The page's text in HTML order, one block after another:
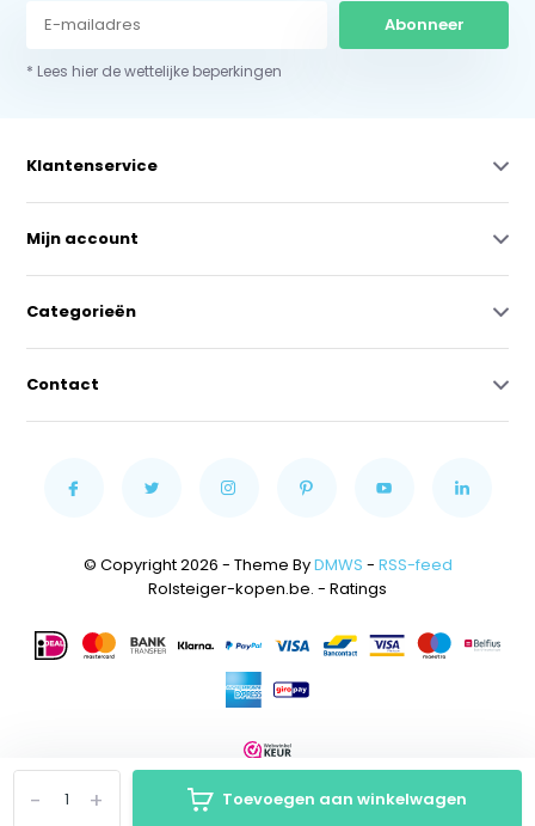
+
- Toevoegen aan winkelwagen
Abonneer
* Lees hier de wettelijke beperkingen
Klantenservice
Mijn account
Categorieën
Contact
© Copyright 2026 - Theme ByDMWS - RSS-feed
Rolsteiger-kopen.be. - Ratings